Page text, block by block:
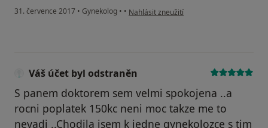
31. července 2017 • Gynekolog • • podle názoru uživatele Váš účet byl
Nahlásit zneužití
Váš účet byl odstraněn
S panem doktorem sem velmi spokojena ..a
rocni poplatek 150kc neni moc takze me to
nevadi ..Chodila jsem k jedne gynekolozce s tim